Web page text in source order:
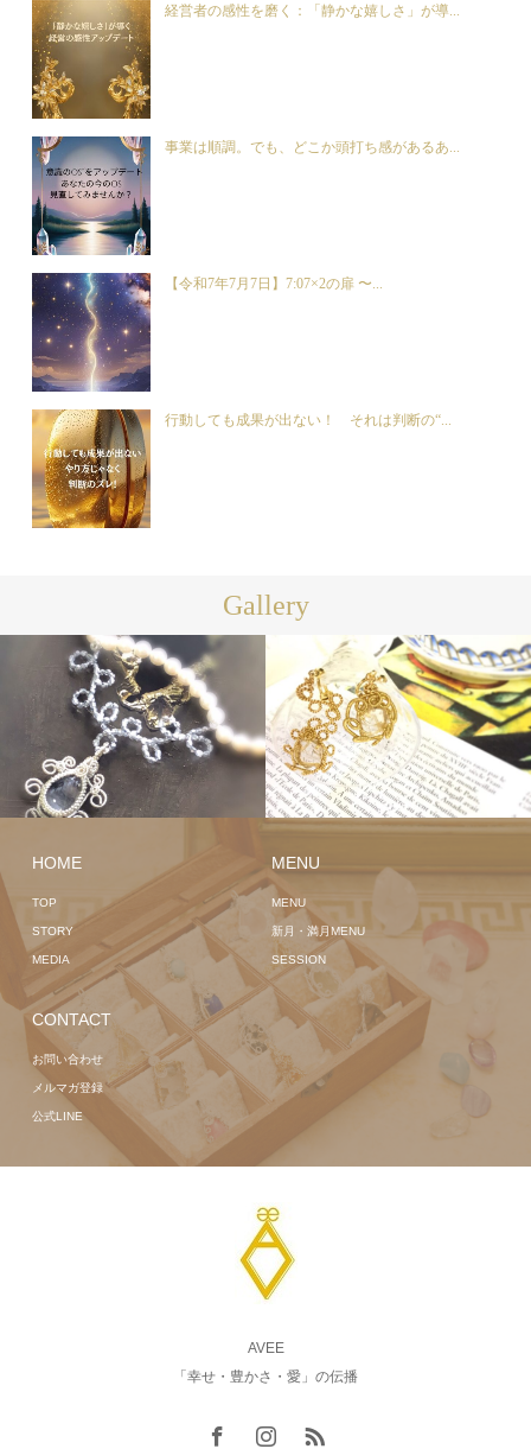
経営者の感性を磨く：「静かな嬉しさ」が導...
事業は順調。でも、どこか頭打ち感があるあ...
【令和7年7月7日】7:07×2の扉 〜...
行動しても成果が出ない！ それは判断の“...
Gallery
HOME
TOP
STORY
MEDIA
MENU
MENU
新月・満月MENU
SESSION
CONTACT
お問い合わせ
メルマガ登録
公式LINE
AVEE
「幸せ・豊かさ・愛」の伝播